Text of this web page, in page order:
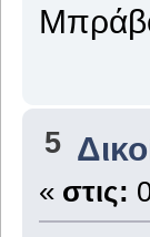
5
« στις: